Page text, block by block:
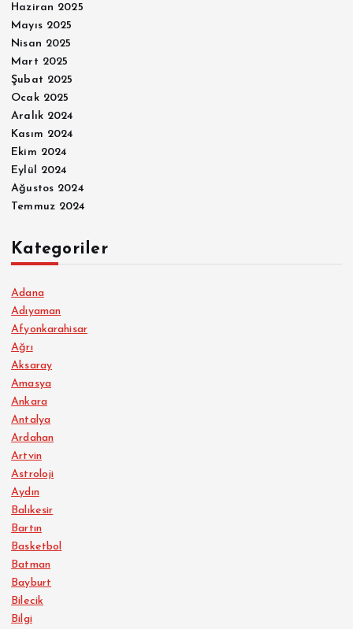
Haziran 2025
Mayıs 2025
Nisan 2025
Mart 2025
Şubat 2025
Ocak 2025
Aralık 2024
Kasım 2024
Ekim 2024
Eylül 2024
Ağustos 2024
Temmuz 2024
Kategoriler
Adana
Adıyaman
Afyonkarahisar
Ağrı
Aksaray
Amasya
Ankara
Antalya
Ardahan
Artvin
Astroloji
Aydın
Balıkesir
Bartın
Basketbol
Batman
Bayburt
Bilecik
Bilgi